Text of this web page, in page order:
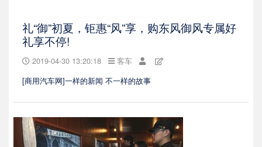
礼“御”初夏，钜惠“风”享，购东风御风专属好
礼享不停!
2019-04-30 13:20:18
客车
[商用汽车网]一样的新闻 不一样的故事